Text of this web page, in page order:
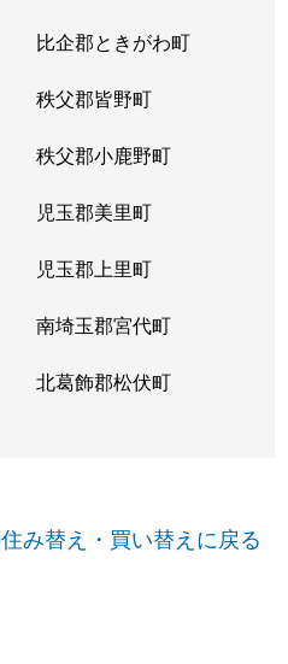
比企郡ときがわ町
秩父郡皆野町
秩父郡小鹿野町
児玉郡美里町
児玉郡上里町
南埼玉郡宮代町
北葛飾郡松伏町
み替え・買い替えに戻る